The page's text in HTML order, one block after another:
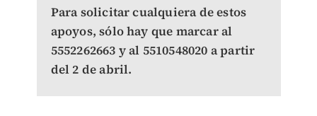
Para solicitar cualquiera de estos
apoyos, sólo hay que marcar al
5552262663 y al 5510548020 a partir
del 2 de abril.